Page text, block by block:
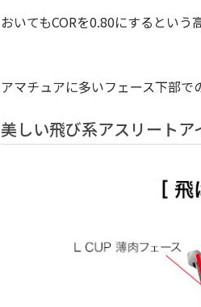
おいてもCORを0.80にするという
アマチュアに多いフェース下部で
美しい飛び系アスリート